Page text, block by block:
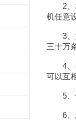
2、本
机任意
3、大
三十万
4、各
可以互
5、仪
6、